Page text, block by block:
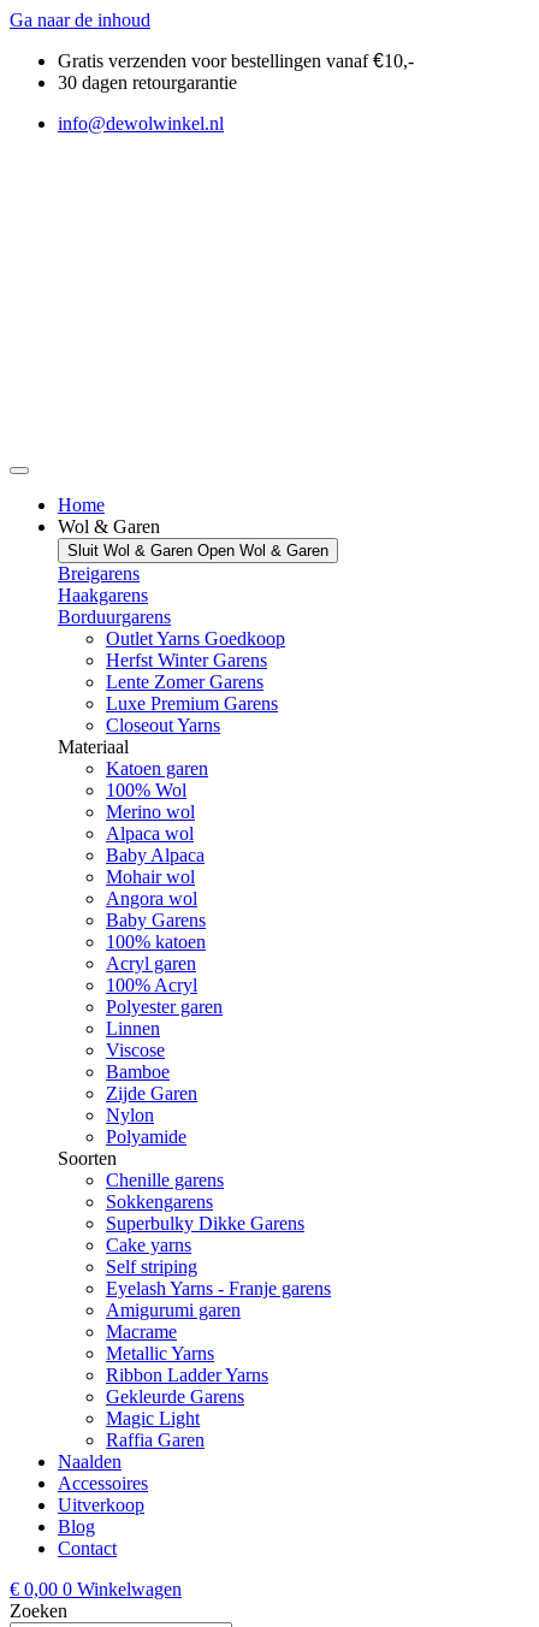
Ga naar de inhoud
Gratis verzenden voor bestellingen vanaf€10,-
30 dagen retourgarantie
info@dewolwinkel.nl
Home
Wol & Garen
Sluit Wol & Garen Open Wol & Garen
Breigarens
Haakgarens
Borduurgarens
Outlet Yarns Goedkoop
Herfst Winter Garens
Lente Zomer Garens
Luxe Premium Garens
Closeout Yarns
Materiaal
Katoen garen
100% Wol
Merino wol
Alpaca wol
Baby Alpaca
Mohair wol
Angora wol
Baby Garens
100% katoen
Acryl garen
100% Acryl
Polyester garen
Linnen
Viscose
Bamboe
Zijde Garen
Nylon
Polyamide
Soorten
Chenille garens
Sokkengarens
Superbulky Dikke Garens
Cake yarns
Self striping
Eyelash Yarns - Franje garens
Amigurumi garen
Macrame
Metallic Yarns
Ribbon Ladder Yarns
Gekleurde Garens
Magic Light
Raffia Garen
Naalden
Accessoires
Uitverkoop
Blog
Contact
€ 0,00 0 Winkelwagen
Zoeken